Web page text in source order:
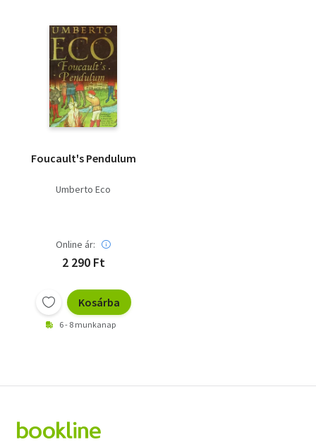
Foucault's Pendulum
Umberto Eco
Online ár:
2 290 Ft
Kosárba
6 - 8 munkanap